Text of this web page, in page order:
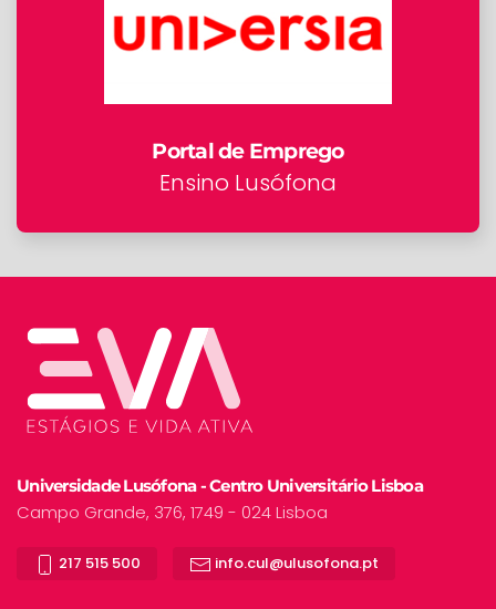
Portal de Emprego
Ensino Lusófona
Universidade Lusófona - Centro Universitário Lisboa
Campo Grande, 376, 1749 - 024 Lisboa
217 515 500 info.cul@ulusofona.pt